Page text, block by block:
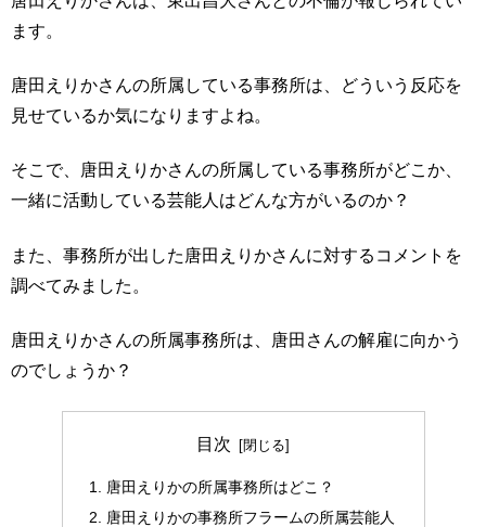
ます。
唐田えりかさんの所属している事務所は、どういう反応を
見せているか気になりますよね。
そこで、唐田えりかさんの所属している事務所がどこか、
一緒に活動している芸能人はどんな方がいるのか？
また、事務所が出した唐田えりかさんに対するコメントを
調べてみました。
唐田えりかさんの所属事務所は、唐田さんの解雇に向かう
のでしょうか？
目次
唐田えりかの所属事務所はどこ？
唐田えりかの事務所フラームの所属芸能人